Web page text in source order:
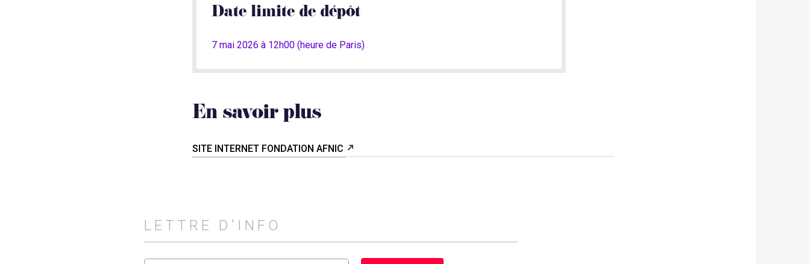
Date limite de dépôt
7 mai 2026 à 12h00 (heure de Paris)
En savoir plus
SITE INTERNET FONDATION AFNIC
LETTRE D'INFO